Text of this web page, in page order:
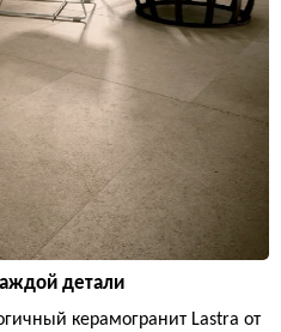
детали
керамогранит Lastra от